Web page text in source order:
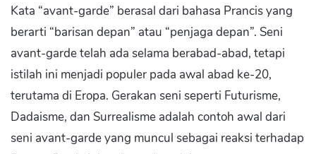
Kata “avant-garde” berasal dari bahasa Prancis yang
berarti “barisan depan” atau “penjaga depan”. Seni
avant-garde telah ada selama berabad-abad, tetapi
istilah ini menjadi populer pada awal abad ke-20,
terutama di Eropa. Gerakan seni seperti Futurisme,
Dadaisme, dan Surrealisme adalah contoh awal dari
seni avant-garde yang muncul sebagai reaksi terhadap